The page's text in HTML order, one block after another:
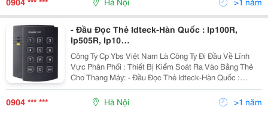
- Đầu Đọc Thẻ Idteck-Hàn Quốc : Ip100R,
Ip505R, Ip10…
Công Ty Cp Ybs Việt Nam Là Công Ty Đi Đầu Về Lĩnh
Vực Phân Phối : Thiết Bị Kiểm Soát Ra Vào Bằng Thẻ
Cho Thang Máy: - Đầu Đọc Thẻ Idteck-Hàn Quốc :
Ip100R, Ip505R, Ip10&Hellip; - Bo Mạch Elevator 384,
0904 *** *** Hà Nội >1 năm